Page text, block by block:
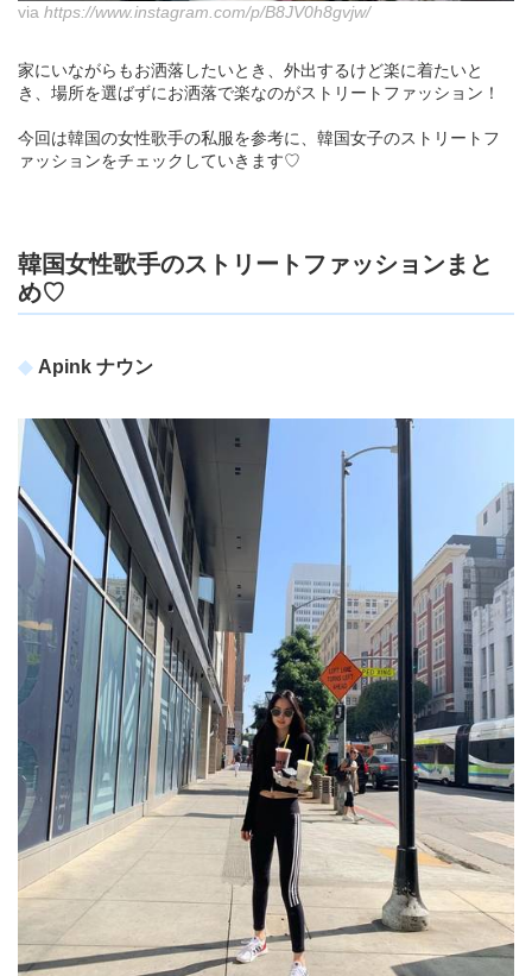
via https://www.instagram.com/p/B8JV0h8gvjw/
家にいながらもお洒落したいとき、外出するけど楽に着たいと
き、場所を選ばずにお洒落で楽なのがストリートファッション！
今回は韓国の女性歌手の私服を参考に、韓国女子のストリートフ
ァッションをチェックしていきます♡
韓国女性歌手のストリートファッションまと
め♡
Apink ナウン